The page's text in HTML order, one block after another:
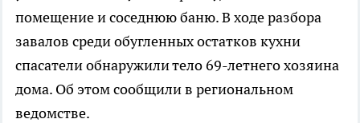
помещение и соседнюю баню. В ходе разбора
завалов среди обугленных остатков кухни
спасатели обнаружили тело 69-летнего хозяина
дома. Об этом сообщили в региональном
ведомстве.